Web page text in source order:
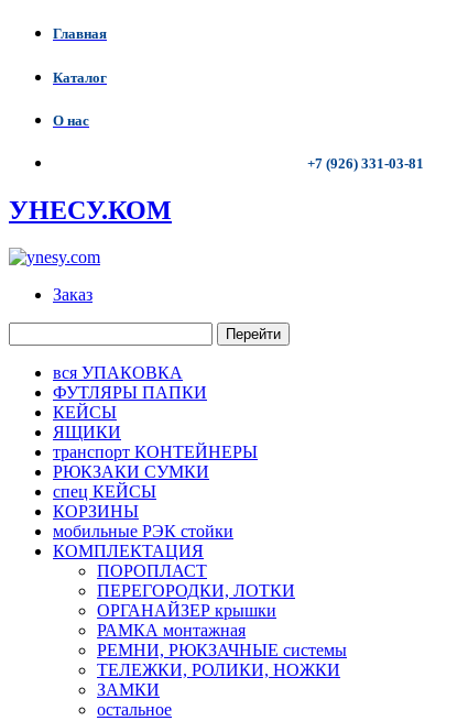
Главная
Каталог
О нас
+7 (926) 331-03-81
УНЕСУ.КОМ
Заказ
Перейти
вся УПАКОВКА
ФУТЛЯРЫ ПАПКИ
КЕЙСЫ
ЯЩИКИ
транспорт КОНТЕЙНЕРЫ
РЮКЗАКИ СУМКИ
спец КЕЙСЫ
КОРЗИНЫ
мобильные РЭК стойки
КОМПЛЕКТАЦИЯ
ПОРОПЛАСТ
ПЕРЕГОРОДКИ, ЛОТКИ
ОРГАНАЙЗЕР крышки
РАМКА монтажная
РЕМНИ, РЮКЗАЧНЫЕ системы
ТЕЛЕЖКИ, РОЛИКИ, НОЖКИ
ЗАМКИ
остальное